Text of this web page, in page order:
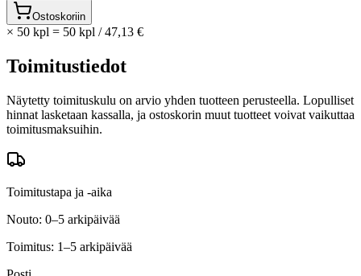
Ostoskoriin
× 50 kpl = 50 kpl / 47,13 €
Toimitustiedot
Näytetty toimituskulu on arvio yhden tuotteen perusteella. Lopulliset
hinnat lasketaan kassalla, ja ostoskorin muut tuotteet voivat vaikuttaa
toimitusmaksuihin.
Toimitustapa ja -aika
Nouto: 0–5 arkipäivää
Toimitus: 1–5 arkipäivää